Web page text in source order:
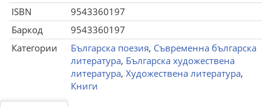
ISBN
9543360197
Баркод
9543360197
Категории
Българска поезия, Съвременна българска
литература, Българска художествена
литература, Художествена литература,
Книги